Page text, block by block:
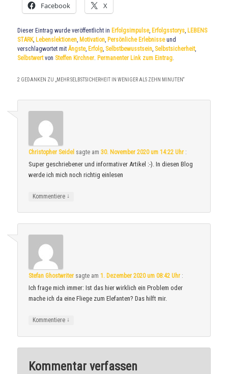
Facebook X
Dieser Eintrag wurde veröffentlicht in Erfolgsimpulse, Erfolgsstorys LEBENS
STARK, Lebenslektionen Motivation Persönliche Erlebnisseund
verschlagwortet mitÄngste, Erfolg Selbstbewusstsein Selbstsicherheit,
Selbstwertvon Steffen Kirchner Permanenter Link zum Eintrag
2 GEDANKEN ZU „ MEHR SELBSTSICHERHEIT IN WENIGER ALS ZEHN MINUTEN“
Christopher Seidel sagte am30. November 2020 um 14:22 Uhr :
Super geschriebener und informativer Artikel :-). In diesen Blog
werde ich mich noch richtig einlesen
Kommentiere ↓
Stefan Ghostwriter sagte am 1. Dezember 2020 um 08:42 Uhr :
Ich frage mich immer: Ist das hier wirklich ein Problem oder
mache ich da eine Fliege zum Elefanten? Das hilft mir.
Kommentiere ↓
Kommentar verfassen